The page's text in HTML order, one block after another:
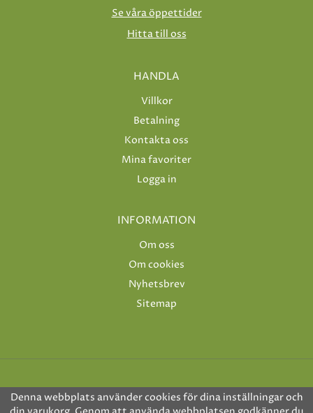
Se våra öppettider
Hitta till oss
HANDLA
Villkor
Betalning
Kontakta oss
Mina favoriter
Logga in
INFORMATION
Om oss
Om cookies
Nyhetsbrev
Sitemap
Denna webbplats använder cookies för dina inställningar och